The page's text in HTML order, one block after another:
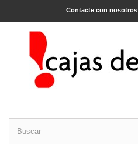
Contacte con nosotros